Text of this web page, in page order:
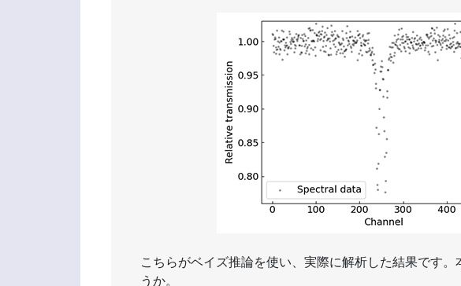
こちらがベイズ推論を使い、実際に解析した結果です
うか。